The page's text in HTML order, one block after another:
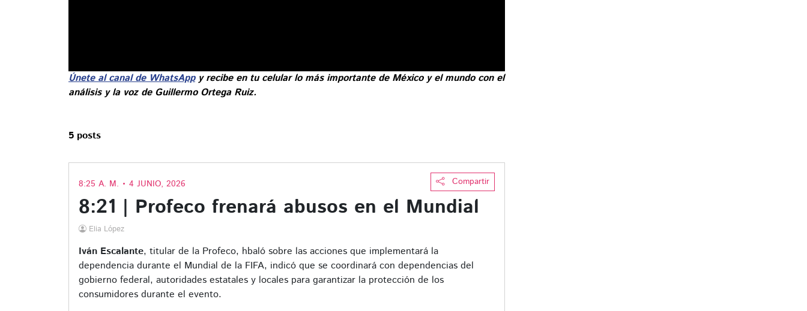
Únete al canal de WhatsAppy recibe en tu celular lo más importante de México y el mundo con el
análisis y la voz de Guillermo Ortega Ruiz.
5 posts
Compartir
8:25 A. M. • 4 JUNIO, 2026
8:21 | Profeco frenará abusos en el Mundial
Elia López
Iván Escalante, titular de la Profeco, hbaló sobre las acciones que implementará la
dependencia durante el Mundial de la FIFA, indicó que se coordinará con dependencias del
gobierno federal, autoridades estatales y locales para garantizar la protección de los
consumidores durante el evento.